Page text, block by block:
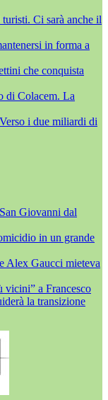
Ci sarà anche il
in forma a
che conquista
di Colacem. La
i due miliardi di
Giovanni dal
in un grande
Alex Gaucci mieteva
vicini” a Francesco
la transizione